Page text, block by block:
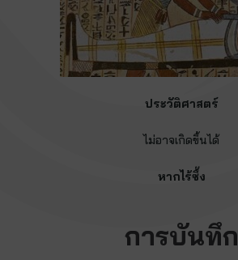
ประวัติศาสตร์
ไม่อาจเกิดขึ้นได้
หากไร้ซึ้ง
การบันทึก